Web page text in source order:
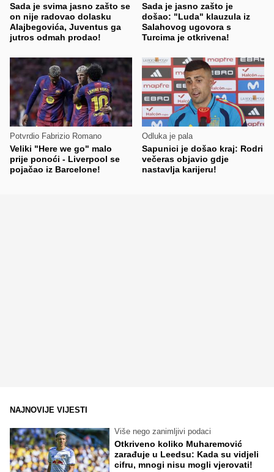
Sada je svima jasno zašto se
on nije radovao dolasku
Alajbegovića, Juventus ga
jutros odmah prodao!
Sada je jasno zašto je
došao: "Luda" klauzula iz
Salahovog ugovora s
Turcima je otkrivena!
Potvrdio Fabrizio Romano
Veliki "Here we go" malo
prije ponoći - Liverpool se
pojačao iz Barcelone!
Odluka je pala
Sapunici je došao kraj: Rodri
večeras objavio gdje
nastavlja karijeru!
NAJNOVIJE VIJESTI
Više nego zanimljivi podaci
Otkriveno koliko Muharemović
zarađuje u Leedsu: Kada su vidjeli
cifru, mnogi nisu mogli vjerovati!